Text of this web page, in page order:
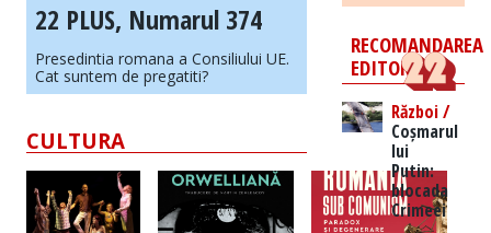
22 PLUS, Numarul 374
Presedintia romana a Consiliului UE.
Cat suntem de pregatiti?
CULTURA
RECOMANDAREA
EDITORILOR
Război /
Coșmarul
lui
Putin:
blocada
Crimeei